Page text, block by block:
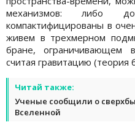
механизмов: либо
компактифицированы в
живем в трехмерном
бране, ограничивающем
считая гравитацию (теория
Читай также:
Ученые сообщили о
Вселенной